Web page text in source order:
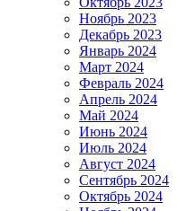
Ноябрь 2023
Декабрь 2023
Январь 2024
Март 2024
Февраль 2024
Апрель 2024
Май 2024
Июнь 2024
Июль 2024
Август 2024
Сентябрь 2024
Октябрь 2024